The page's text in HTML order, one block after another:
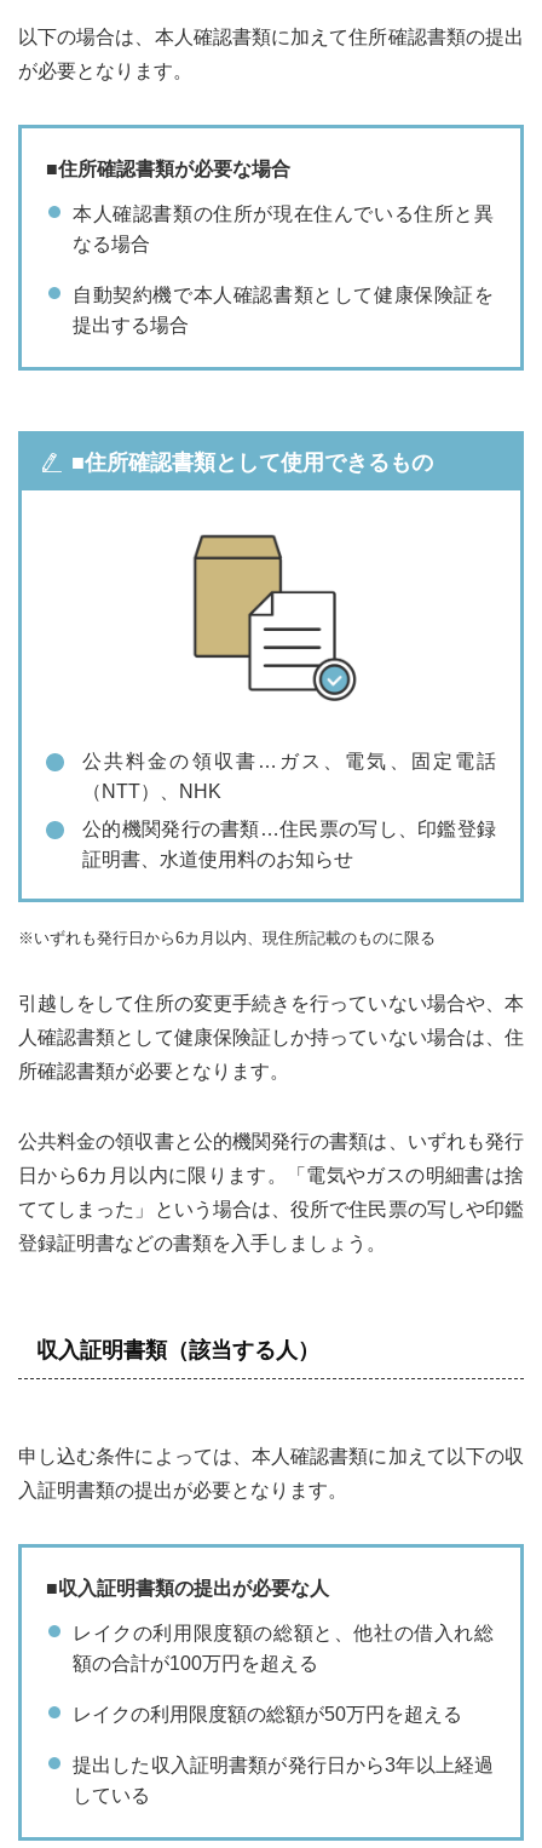
以下の場合は、本人確認書類に加えて住所確認書類の提出
が必要となります。
■住所確認書類が必要な場合
本人確認書類の住所が現在住んでいる住所と異
なる場合
自動契約機で本人確認書類として健康保険証を
提出する場合
■住所確認書類として使用できるもの
公共料金の領収書…ガス、電気、固定電話
（NTT）、NHK
公的機関発行の書類…住民票の写し、印鑑登録
証明書、水道使用料のお知らせ
いずれも発行日から6カ月以内、現住所記載のものに限る
引越しをして住所の変更手続きを行っていない場合や、本
人確認書類として健康保険証しか持っていない場合は、住
所確認書類が必要となります。
公共料金の領収書と公的機関発行の書類は、いずれも発行
日から6カ月以内に限ります。「電気やガスの明細書は捨
ててしまった」という場合は、役所で住民票の写しや印鑑
登録証明書などの書類を入手しましょう。
収入証明書類（該当する人）
申し込む条件によっては、本人確認書類に加えて以下の収
入証明書類の提出が必要となります。
■収入証明書類の提出が必要な人
レイクの利用限度額の総額と、他社の借入れ総
額の合計が100万円を超える
レイクの利用限度額の総額が50万円を超える
提出した収入証明書類が発行日から3年以上経過
している